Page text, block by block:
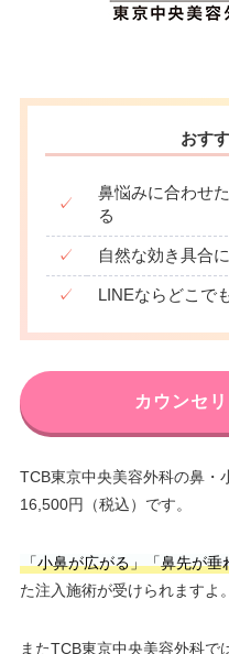
おす
✓
鼻悩みに合わせ
る
✓ 自然な効き具合
✓ LINEならどこで
カウンセ
TCB東京中央美容外科の鼻・
16,500円（税込）です。
「小鼻が広がる」「鼻先が垂
た注入施術が受けられますよ。
またTCB東京中央美容外科で